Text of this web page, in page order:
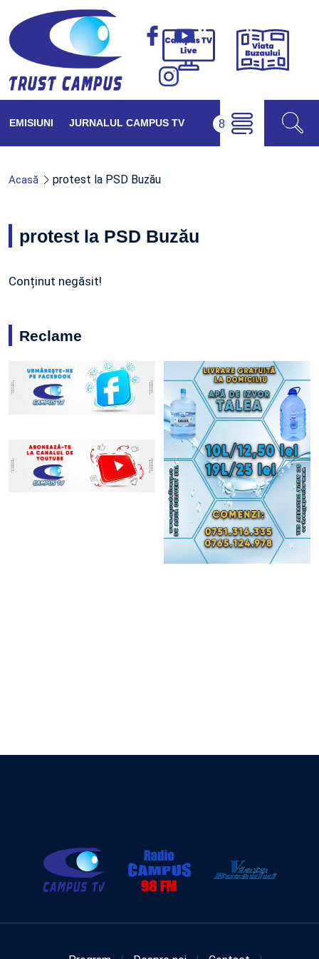
Campus
Viața
EMISIUNI JURNALUL CAMPUS TV
Acasă protest la PSD Buzău
protest la PSD Buzău
Conținut negăsit!
Reclame